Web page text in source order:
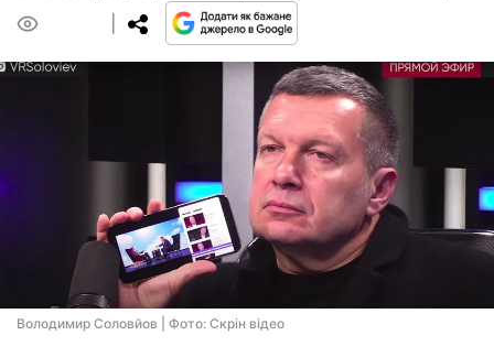
Володимир Соловйов | Фото: Скрін відео